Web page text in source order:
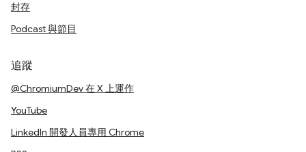
封存
Podcast 與節目
追蹤
@ChromiumDev 在 X 上運作
YouTube
LinkedIn 開發人員專用 Chrome